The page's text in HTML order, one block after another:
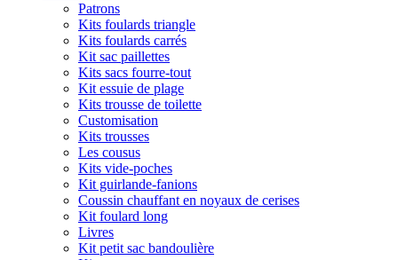
Patrons
Kits foulards triangle
Kits foulards carrés
Kit sac paillettes
Kits sacs fourre-tout
Kit essuie de plage
Kits trousse de toilette
Customisation
Kits trousses
Les cousus
Kits vide-poches
Kit guirlande-fanions
Coussin chauffant en noyaux de cerises
Kit foulard long
Livres
Kit petit sac bandoulière